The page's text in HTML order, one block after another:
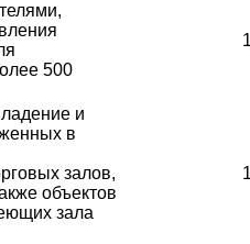
500
и
в
залов,
объектов
зала